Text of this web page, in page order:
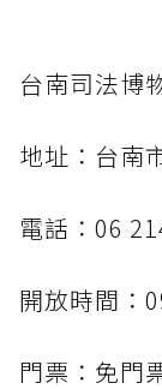
台南司法博
地址：台南
電話：06
開放時間：
門票：免門